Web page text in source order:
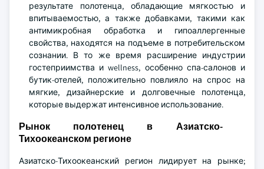
результате полотенца, обладающие мягкостью и
впитываемостью, а также добавками, такими как
антимикробная обработка и гипоаллергенные
свойства, находятся на подъеме в потребительском
сознании. В то же время расширение индустрии
гостеприимства и wellness, особенно спа-салонов и
бутик-отелей, положительно повлияло на спрос на
мягкие, дизайнерские и долговечные полотенца,
которые выдержат интенсивное использование.
Рынок полотенец в Азиатско-
Тихоокеанском регионе
Азиатско-Тихоокеанский регион лидирует на рынке;